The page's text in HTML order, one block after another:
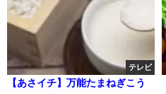
テレビ
【あさイチ】万能たまねぎこう